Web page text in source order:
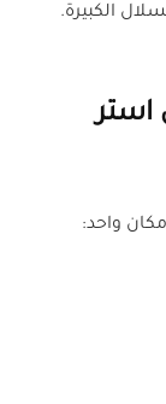
الكبيرة.
واحد: